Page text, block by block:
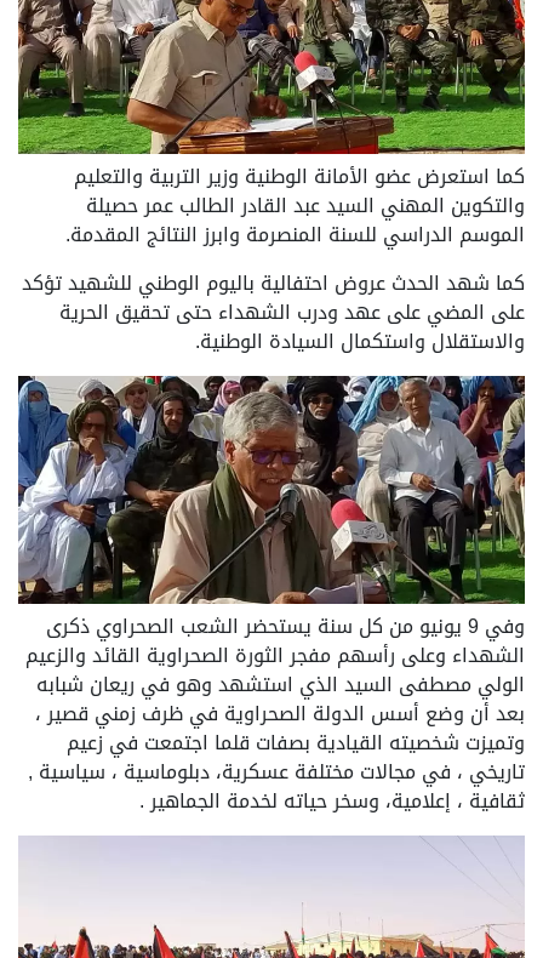
كما استعرض عضو الأمانة الوطنية وزير التربية والتعليم
والتكوين المهني السيد عبد القادر الطالب عمر حصيلة
الموسم الدراسي للسنة المنصرمة وابرز النتائج المقدمة.
كما شهد الحدث عروض احتفالية باليوم الوطني للشهيد تؤكد
على المضي على عهد ودرب الشهداء حتى تحقيق الحرية
والاستقلال واستكمال السيادة الوطنية.
وفي 9 يونيو من كل سنة يستحضر الشعب الصحراوي ذكرى
الشهداء وعلى رأسهم مفجر الثورة الصحراوية القائد والزعيم
الولي مصطفى السيد الذي استشهد وهو في ريعان شبابه
بعد أن وضع أسس الدولة الصحراوية في ظرف زمني قصير ،
وتميزت شخصيته القيادية بصفات قلما اجتمعت في زعيم
تاريخي ، في مجالات مختلفة عسكرية، دبلوماسية ، سياسية ,
ثقافية ، إعلامية، وسخر حياته لخدمة الجماهير .